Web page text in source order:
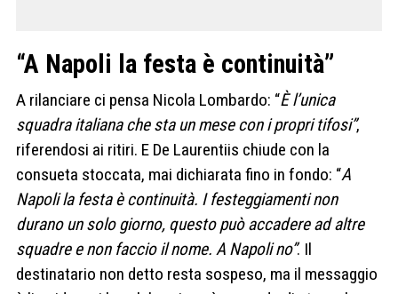
“A Napoli la festa è continuità”
A rilanciare ci pensa Nicola Lombardo: “È l’unica
squadra italiana che sta un mese con i propri tifosi”,
riferendosi ai ritiri. E De Laurentiis chiude con la
consueta stoccata, mai dichiarata fino in fondo: “A
Napoli la festa è continuità. I festeggiamenti non
durano un solo giorno, questo può accadere ad altre
squadre e non faccio il nome. A Napoli no”. Il
destinatario non detto resta sospeso, ma il messaggio